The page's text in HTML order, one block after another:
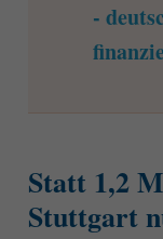
-
Statt 1,2
Stuttgart